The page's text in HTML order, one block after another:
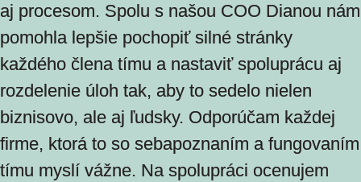
aj procesom. Spolu s našou COO Dianou nám
pomohla lepšie pochopiť silné stránky
každého člena tímu a nastaviť spoluprácu aj
rozdelenie úloh tak, aby to sedelo nielen
biznisovo, ale aj ľudsky. Odporúčam každej
firme, ktorá to so sebapoznaním a fungovaním
tímu myslí vážne. Na spolupráci ocenujem